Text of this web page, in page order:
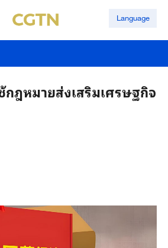
Language
กฎหมายส่งเสริมเศรษฐกิจ